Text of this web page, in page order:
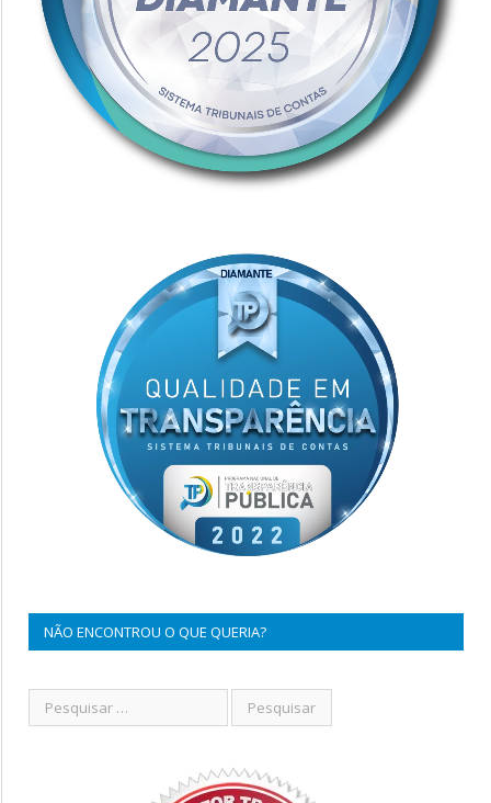
NÃO ENCONTROU O QUE QUERIA?